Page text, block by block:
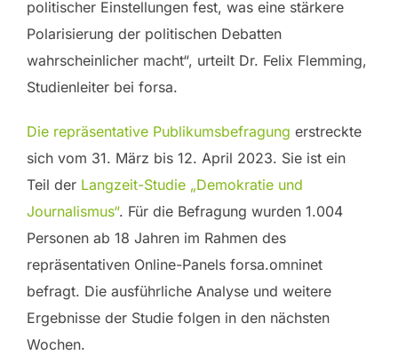
politischer Einstellungen fest, was eine stärkere
Polarisierung der politischen Debatten
wahrscheinlicher macht“, urteilt Dr. Felix Flemming,
Studienleiter bei forsa.
Die repräsentative Publikumsbefragung erstreckte
sich vom 31. März bis 12. April 2023. Sie ist ein
Teil der Langzeit-Studie „Demokratie und
Journalismus“. Für die Befragung wurden 1.004
Personen ab 18 Jahren im Rahmen des
repräsentativen Online-Panels forsa.omninet
befragt. Die ausführliche Analyse und weitere
Ergebnisse der Studie folgen in den nächsten
Wochen.